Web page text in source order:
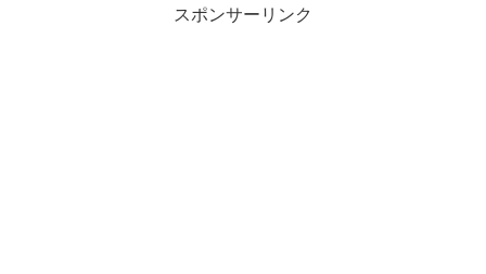
スポンサーリンク